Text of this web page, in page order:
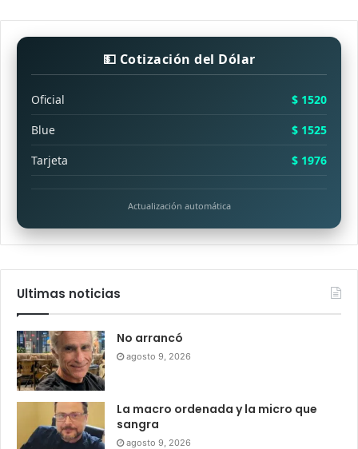
💵 Cotización del Dólar
Oficial
$ 1520
Blue
$ 1525
Tarjeta
$ 1976
Actualización automática
Ultimas noticias
No arrancó
agosto 9, 2026
La macro ordenada y la micro que
sangra
agosto 9, 2026